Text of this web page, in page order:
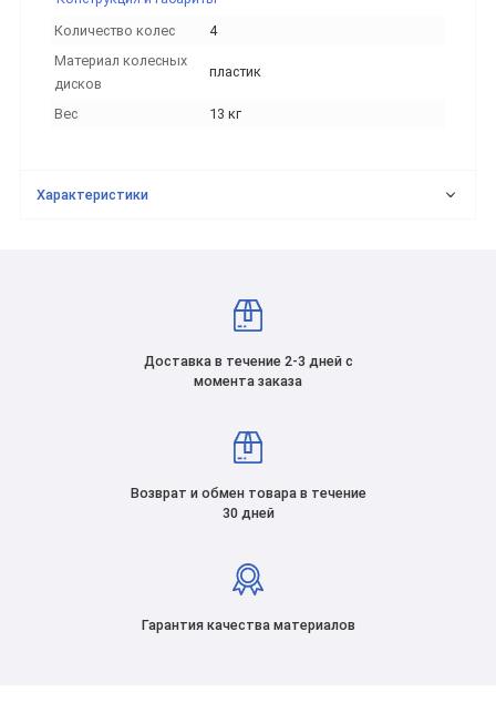
Количество колес
4
Материал колесных
дисков
пластик
Вес 13 кг
Характеристики
Доставка в течение 2-3 дней с
момента заказа
Возврат и обмен товара в течение
30 дней
Гарантия качества материалов